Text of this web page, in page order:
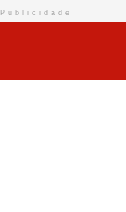
Publicidade